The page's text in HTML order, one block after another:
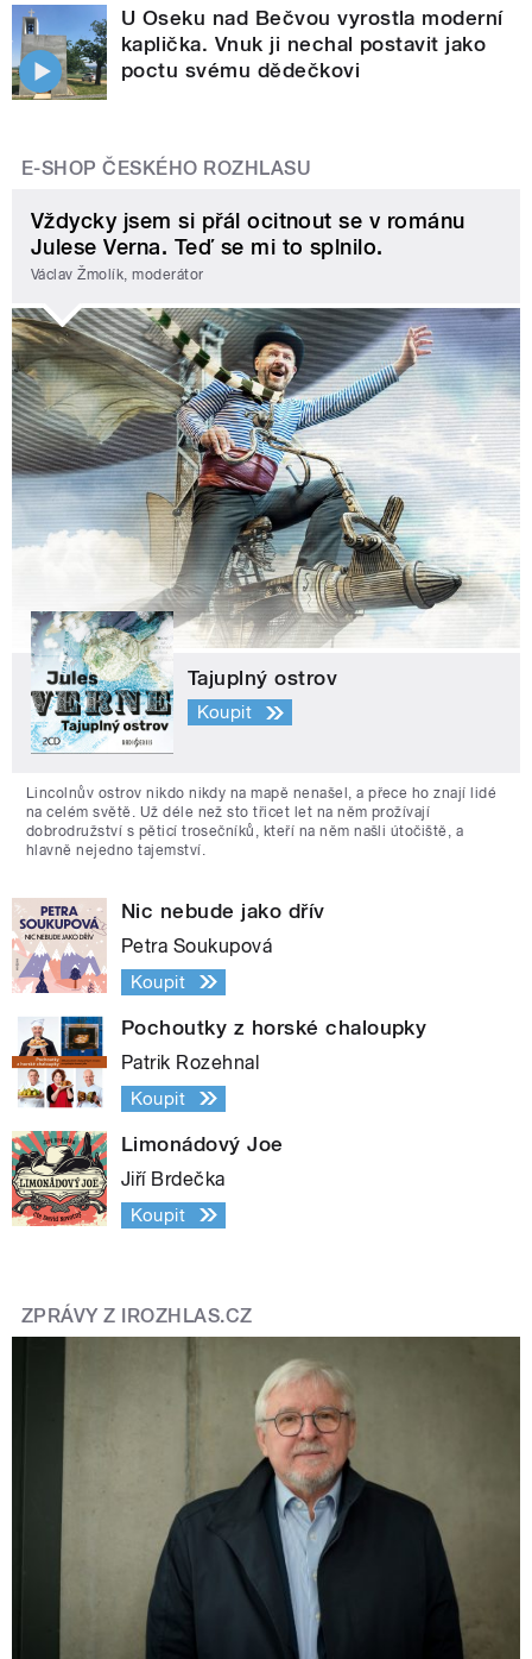
U Oseku nad Bečvou vyrostla moderní
kaplička. Vnuk ji nechal postavit jako
poctu svému dědečkovi
E-SHOP ČESKÉHO ROZHLASU
Vždycky jsem si přál ocitnout se v románu
Julese Verna. Teď se mi to splnilo.
Václav Žmolík, moderátor
Tajuplný ostrov
Koupit
Lincolnův ostrov nikdo nikdy na mapě nenašel, a přece ho znají lidé
na celém světě. Už déle než sto třicet let na něm prožívají
dobrodružství s pěticí trosečníků, kteří na něm našli útočiště, a
hlavně nejedno tajemství.
Nic nebude jako dřív
Petra Soukupová
Koupit
Pochoutky z horské chaloupky
Patrik Rozehnal
Koupit
Limonádový Joe
Jiří Brdečka
Koupit
ZPRÁVY Z IROZHLAS.CZ